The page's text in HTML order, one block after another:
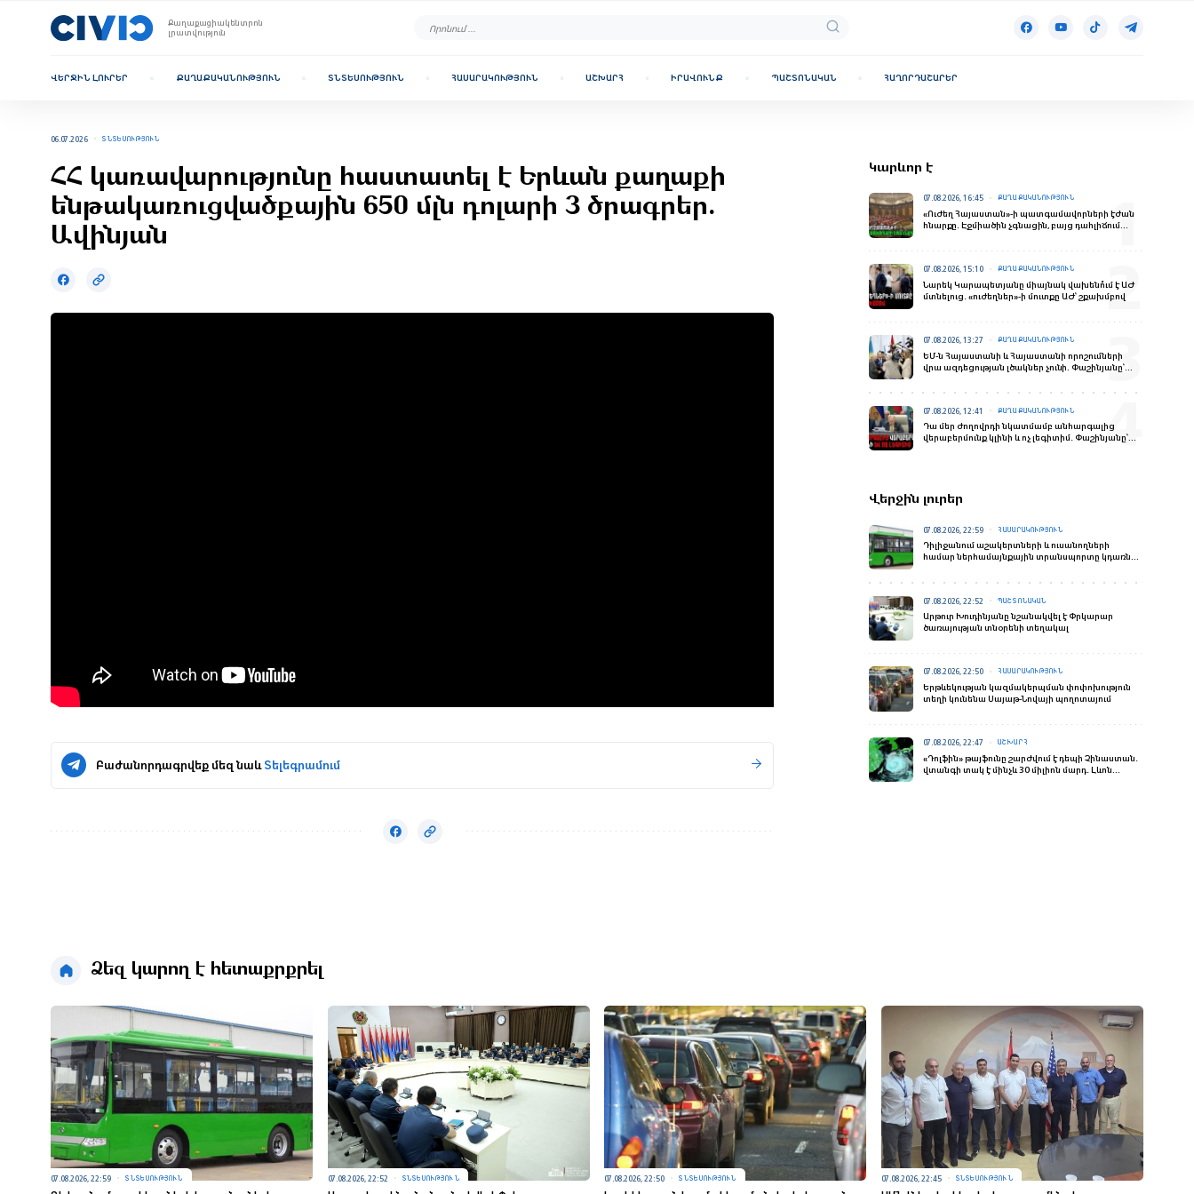
Քաղաքացիակենտրոն
լրատվություն
ՎԵՐՋԻՆ ԼՈՒՐԵՐ ՔԱՂԱՔԱԿԱՆՈՒԹՅՈՒՆ ՏՆՏԵՍՈՒԹՅՈՒՆ ՀԱՍԱՐԱԿՈՒԹՅՈՒՆ ԱՇԽԱՐՀ ԻՐԱՎՈՒՆՔ ՊԱՇՏՈՆԱԿԱՆ ՀԱՂՈՐԴԱՇԱՐԵՐ
06.07.2026 ՏՆՏԵՍՈՒԹՅՈՒՆ
ՀՀ կառավարությունը հաստատել է Երևան քաղաքի
ենթակառուցվածքային 650 մլն դոլարի 3 ծրագրեր.
Ավինյան
Բաժանորդագրվեք մեզ նաևՏելեգրամում
Կարևոր է
07.08.2026, 16:45 ՔԱՂԱՔԱԿԱՆՈՒԹՅՈՒՆ
«Ուժեղ Հայաստան»-ի պատգամավորների էժան
հնարքը. Էջմիածին չգնացին, բայց դահլիճում
07.08.2026, 15:10 ՔԱՂԱՔԱԿԱՆՈՒԹՅՈՒՆ
Նարեկ Կարապետյանը միայնակ վախենո՞ւմ է ԱԺ
մտնելուց․ «ուժեղներ»-ի մուտքը ԱԺ՝ շքախմբով
07.08.2026, 13:27 ՔԱՂԱՔԱԿԱՆՈՒԹՅՈՒՆ
ԵՄ-ն Հայաստանի և Հայաստանի որոշումների
վրա ազդեցության լծակներ չունի. Փաշինյանը՝
07.08.2026, 12:41 ՔԱՂԱՔԱԿԱՆՈՒԹՅՈՒՆ
Դա մեր ժողովրդի նկատմամբ անհարգալից
վերաբերմունք կլինի և ոչ լեգիտիմ․ Փաշինյանը՝
Վերջին լուրեր
07.08.2026, 22:59 ՀԱՍԱՐԱԿՈՒԹՅՈՒՆ
Դիլիջանում աշակերտների և ուսանողների
համար ներհամայնքային տրանսպորտը կդառնա
07.08.2026, 22:52 ՊԱՇՏՈՆԱԿԱՆ
Արթուր Խուդինյանը նշանակվել է Փրկարար
ծառայության տնօրենի տեղակալ
07.08.2026, 22:50 ՀԱՍԱՐԱԿՈՒԹՅՈՒՆ
Երթևեկության կազմակերպման փոփոխություն
տեղի կունենա Սայաթ-Նովայի պողոտայում
07.08.2026, 22:47 ԱՇԽԱՐՀ
«Դոլֆին» թայֆունը շարժվում է դեպի Չինաստան․
վտանգի տակ է մինչև 30 միլիոն մարդ․ Լևոն
Ձեզ կարող է հետաքրքրել
07.08.2026, 22:59 ՏՆՏԵՍՈՒԹՅՈՒՆ 07.08.2026, 22:52 ՏՆՏԵՍՈՒԹՅՈՒՆ 07.08.2026, 22:50 ՏՆՏԵՍՈՒԹՅՈՒՆ 07.08.2026, 22:45 ՏՆՏԵՍՈՒԹՅՈՒՆ